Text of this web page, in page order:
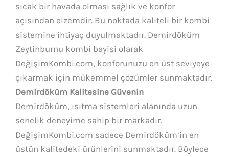
sıcak bir havada olması sağlık ve konfor
açısından elzemdir. Bu noktada kaliteli bir kombi
sistemine ihtiyaç duyulmaktadır. Demirdöküm
Zeytinburnu kombi bayisi olarak
DeğişimKombi.com, konforunuzu en üst seviyeye
çıkarmak için mükemmel çözümler sunmaktadır.
Demirdöküm Kalitesine Güvenin
Demirdöküm, ısıtma sistemleri alanında uzun
senelik deneyime sahip bir markadır.
DeğişimKombi.com sadece Demirdöküm’in en
üstün kalitedeki ürünlerini sunmaktadır. Böylece